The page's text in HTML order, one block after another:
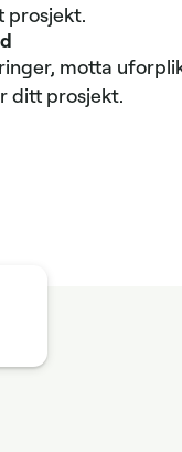
prosjekt.
motta
ditt prosjekt.